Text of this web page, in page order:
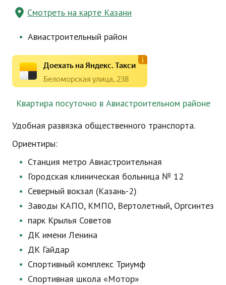
Смотреть на карте Казани
Авиастроительный район
Доехать на Яндекс. Такси
Беломорская улица, 238
Квартира посуточно в Авиастроительном районе
Удобная развязка общественного транспорта.
Ориентиры:
Станция метро Авиастроительная
Городская клиническая больница № 12
Северный вокзал (Казань-2)
Заводы КАПО, КМПО, Вертолетный, Оргсинтез
парк Крылья Советов
ДК имени Ленина
ДК Гайдар
Спортивный комплекс Триумф
Спортивная школа «Мотор»